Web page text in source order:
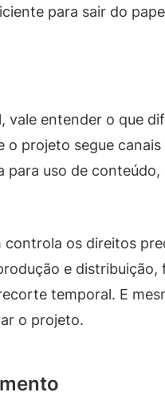
para sair do
vale entender o que
projeto segue
para uso de
controla os direitos
e
temporal. E
o projeto.